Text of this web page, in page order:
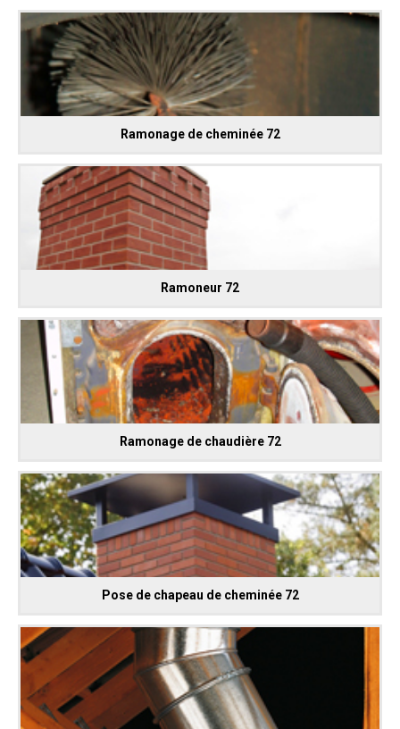
Ramonage de cheminée 72
Ramoneur 72
Ramonage de chaudière 72
Pose de chapeau de cheminée 72